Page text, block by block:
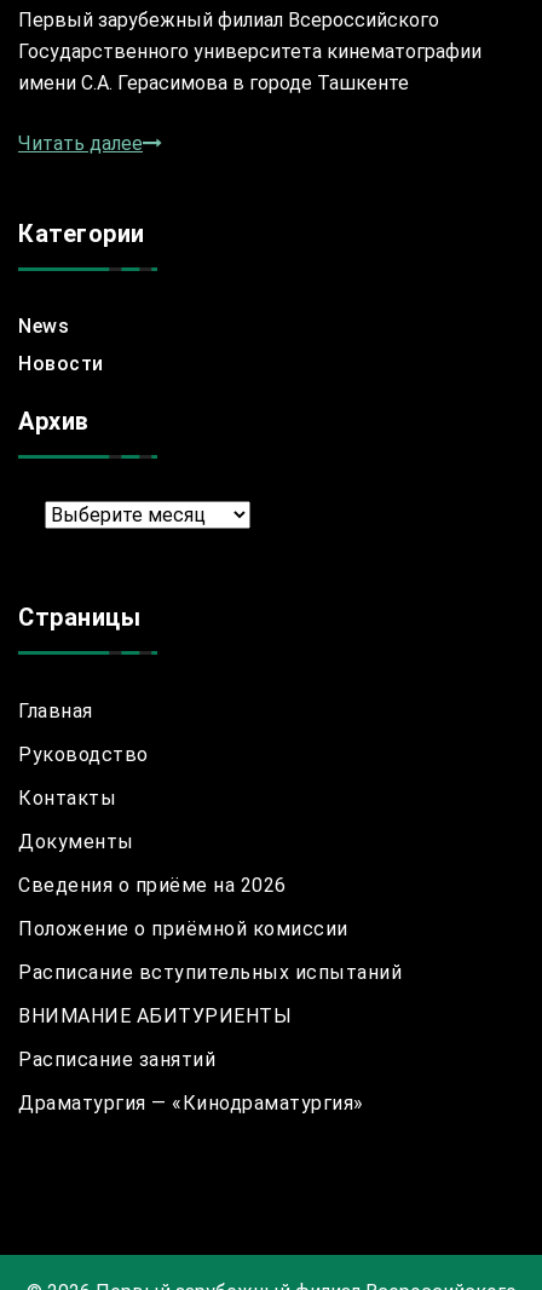
Первый зарубежный филиал Всероссийского
Государственного университета кинематографии
имени С.А. Герасимова в городе Ташкенте
Читать далее
Категории
News
Новости
Архив
Архив
Страницы
Главная
Руководство
Контакты
Документы
Сведения о приёме на 2026
Положение о приёмной комиссии
Расписание вступительных испытаний
ВНИМАНИЕ АБИТУРИЕНТЫ
Расписание занятий
Драматургия — «Кинодраматургия»